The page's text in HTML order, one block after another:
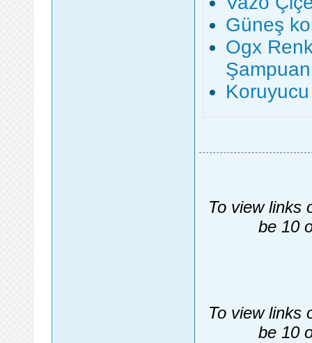
Güneş
Ogx
Şampuan
To view links
be 10
To view links
be 10